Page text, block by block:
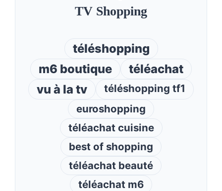
TV Shopping
téléshopping
m6 boutique
téléachat
vu à la tv
téléshopping tf1
euroshopping
téléachat cuisine
best of shopping
téléachat beauté
téléachat m6